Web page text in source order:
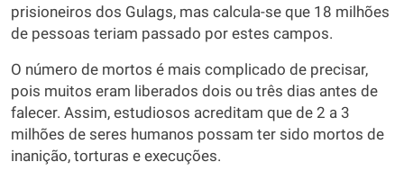
prisioneiros dos Gulags, mas calcula-se que 18 milhões
de pessoas teriam passado por estes campos.
O número de mortos é mais complicado de precisar,
pois muitos eram liberados dois ou três dias antes de
falecer. Assim, estudiosos acreditam que de 2 a 3
milhões de seres humanos possam ter sido mortos de
inanição, torturas e execuções.